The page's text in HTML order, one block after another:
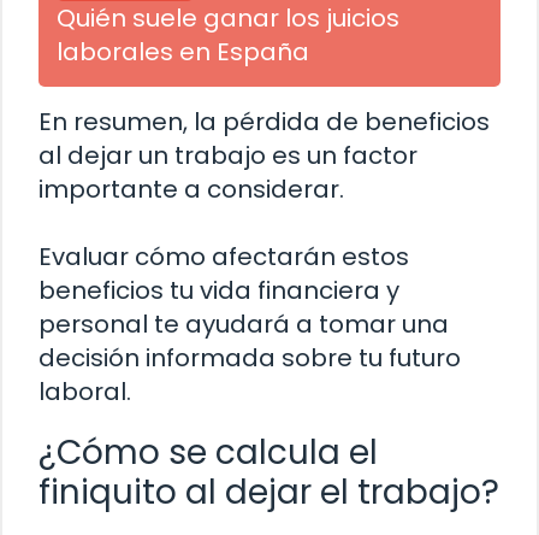
Quién suele ganar los juicios
laborales en España
En resumen, la pérdida de beneficios
al dejar un trabajo es un factor
importante a considerar.
Evaluar cómo afectarán estos
beneficios tu vida financiera y
personal te ayudará a tomar una
decisión informada sobre tu futuro
laboral.
¿Cómo se calcula el
finiquito al dejar el trabajo?